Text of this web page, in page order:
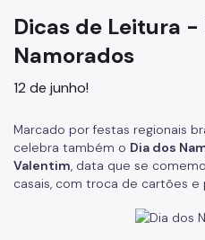
Biblioteca do CCJ
Biblioteca do AHM
Bibliotecas do CCSP
Bibliotecas Temáticas
Biblioteca Mário de Andrade
Dicas de Leitura -
Namorados
12 de junho!
Marcado por festas regionais
celebra também o Dia dos
Valentim, data que se
casais, com troca de cartões e